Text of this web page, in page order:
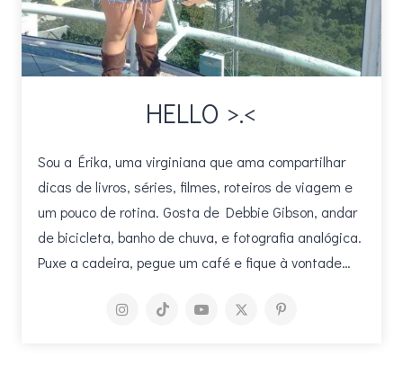
HELLO >.<
Sou a Érika, uma virginiana que ama compartilhar
dicas de livros, séries, filmes, roteiros de viagem e
um pouco de rotina. Gosta de Debbie Gibson, andar
de bicicleta, banho de chuva, e fotografia analógica.
Puxe a cadeira, pegue um café e fique à vontade…